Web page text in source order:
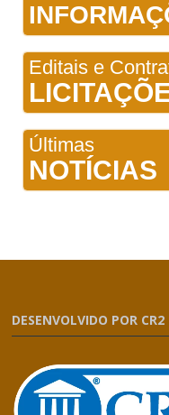
Editais e
Últimas
NOTÍCIAS
DESENVOLVIDO POR CR2